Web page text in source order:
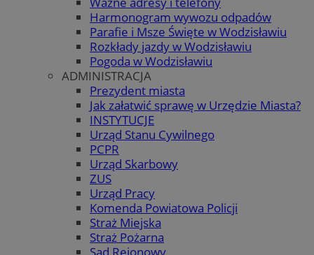
Harmonogram wywozu odpadów
Parafie i Msze Święte w Wodzisławiu
Rozkłady jazdy w Wodzisławiu
Pogoda w Wodzisławiu
ADMINISTRACJA
Prezydent miasta
Jak załatwić sprawę w Urzędzie Miasta?
INSTYTUCJE
Urząd Stanu Cywilnego
PCPR
Urząd Skarbowy
ZUS
Urząd Pracy
Komenda Powiatowa Policji
Straż Miejska
Straż Pożarna